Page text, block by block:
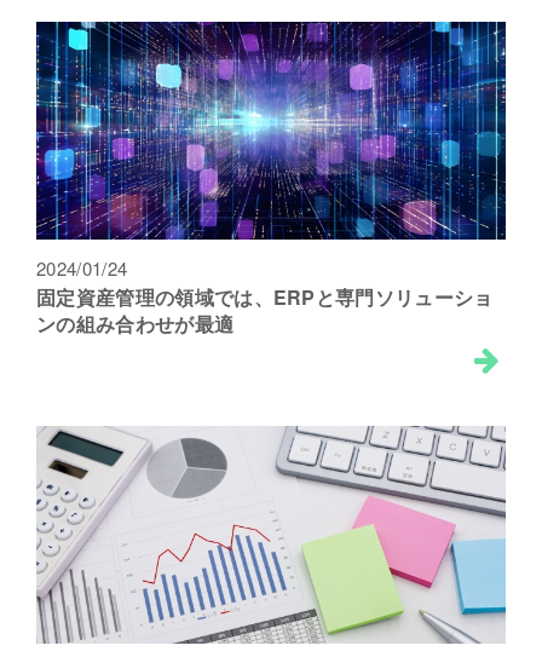
2024/01/24
固定資産管理の領域では、ERPと専門ソリューショ
ンの組み合わせが最適